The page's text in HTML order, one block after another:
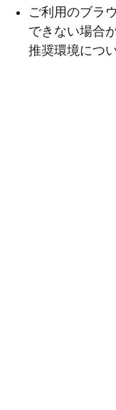
ご利用のブラ
できない場合
推奨環境につ